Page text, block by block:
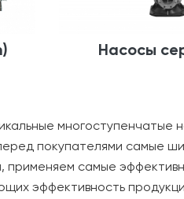
Насосы
покупателями самые
самые
эффективность